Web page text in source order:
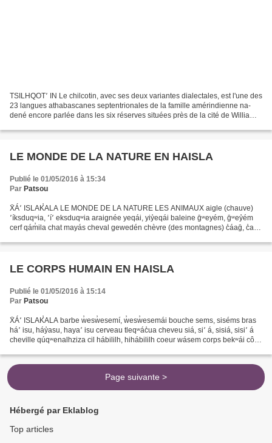
TSILHQOT՚ IN Le chilcotin, avec ses deux variantes dialectales, est l'une des
23 langues athabascanes septentrionales de la famille amérindienne na-
dené encore parlée dans les six réserves situées près de la cité de Williams
LE MONDE DE LA NATURE EN HAISLA
Publié le 01/05/2016 à 15:34
Par Patsou
X̄Á՚ ISLAK̕ALA LE MONDE DE LA NATURE LES ANIMAUX aigle (chauve)
՚íksduqʷia, ՚í՚ eksduqʷia araignée yeqái, yiy̓eqái baleine ḡʷeyém, ḡʷey̓ém
cerf qám̓ila chat mayás cheval gewedén chèvre (des montagnes) c̓áaḡ, c̓aḡ
LE CORPS HUMAIN EN HAISLA
Publié le 01/05/2016 à 15:14
Par Patsou
X̄Á՚ ISLAK̕ALA barbe w̓esw̓esemí, w̓esw̓esemái bouche sems, siséms bras
há՚ isu, háy̓asu, haya՚ isu cerveau tleqʷác̓ua cheveu siá, si՚ á, sisiá, sisi՚ á
cheville qúqʷenalhziza cil hábililh, hihábililh coeur wásem corps bekʷái côte
Page suivante >
Hébergé par Eklablog
Top articles